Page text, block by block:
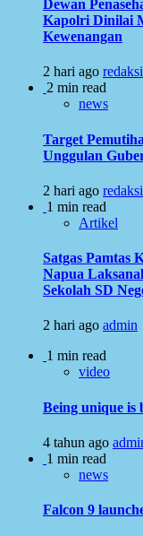
Dewan
Kapolri Dinilai
Kewenangan
2 hari ago redaksi
2 min read
news
Target
Unggulan
2 hari ago redaksi
1 min read
Artikel
Satgas Pamtas
Napua
Sekolah SD
2 hari ago admin
1 min read
video
Being unique is
4 tahun ago
1 min read
news
Falcon 9